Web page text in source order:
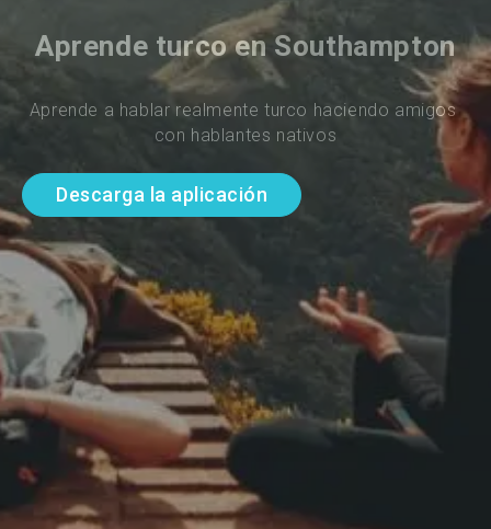
Aprende turco en Southampton
Aprende a hablar realmente turco haciendo amigos
con hablantes nativos
Descarga la aplicación